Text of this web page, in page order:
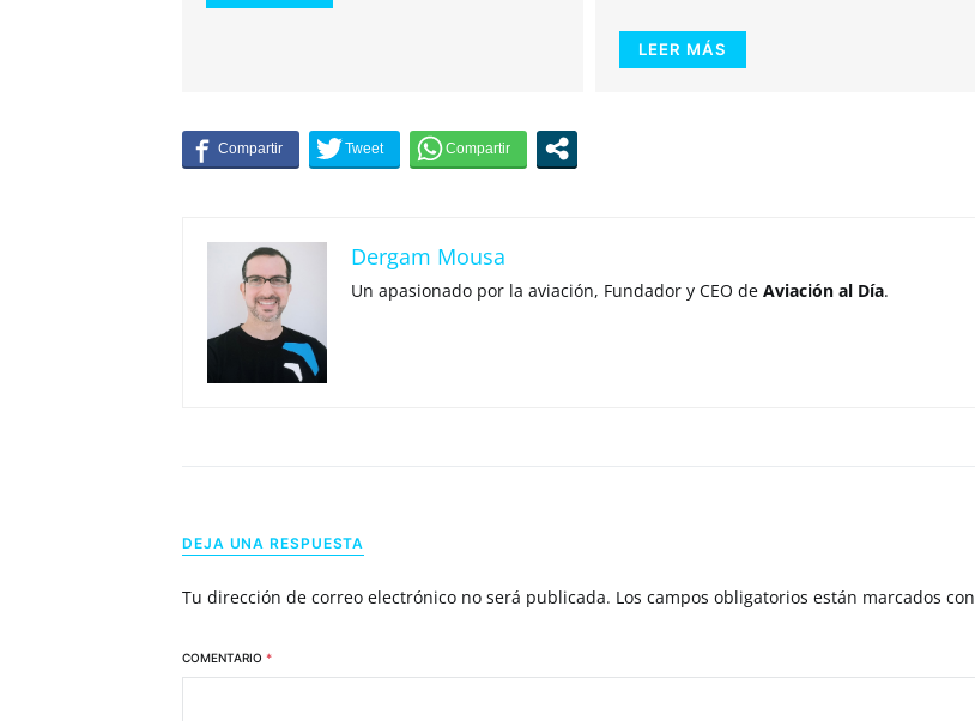
LEER MÁS
Dergam Mousa
Un apasionado por la aviación, Fundador y CEO de Aviación al Día.
DEJA UNA RESPUESTA
Tu dirección de correo electrónico no será publicada. Los campos obligatorios están marcados con
COMENTARIO *